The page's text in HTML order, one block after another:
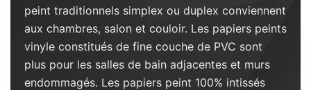
peint traditionnels simplex ou duplex conviennent
aux chambres, salon et couloir. Les papiers peints
vinyle constitués de fine couche de PVC sont
plus pour les salles de bain adjacentes et murs
endommagés. Les papiers peint 100% intissés